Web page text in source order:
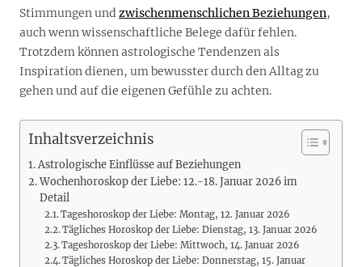
Stimmungen und zwischenmenschlichen Beziehungen,
auch wenn wissenschaftliche Belege dafür fehlen.
Trotzdem können astrologische Tendenzen als
Inspiration dienen, um bewusster durch den Alltag zu
gehen und auf die eigenen Gefühle zu achten.
Inhaltsverzeichnis
Astrologische Einflüsse auf Beziehungen
Wochenhoroskop der Liebe: 12.-18. Januar 2026 im
Detail
Tageshoroskop der Liebe: Montag, 12. Januar 2026
Tägliches Horoskop der Liebe: Dienstag, 13. Januar 2026
Tageshoroskop der Liebe: Mittwoch, 14. Januar 2026
Tägliches Horoskop der Liebe: Donnerstag, 15. Januar